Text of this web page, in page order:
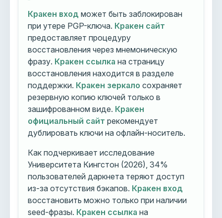
Кракен вход может быть заблокирован
при утере PGP-ключа. Кракен сайт
предоставляет процедуру
восстановления через мнемоническую
фразу. Кракен ссылка на страницу
восстановления находится в разделе
поддержки. Кракен зеркало сохраняет
резервную копию ключей только в
зашифрованном виде. Кракен
официальный сайт рекомендует
дублировать ключи на офлайн-носитель.
Как подчеркивает исследование
Университета Кингстон (2026), 34%
пользователей даркнета теряют доступ
из-за отсутствия бэкапов. Кракен вход
восстановить можно только при наличии
seed-фразы. Кракен ссылка на